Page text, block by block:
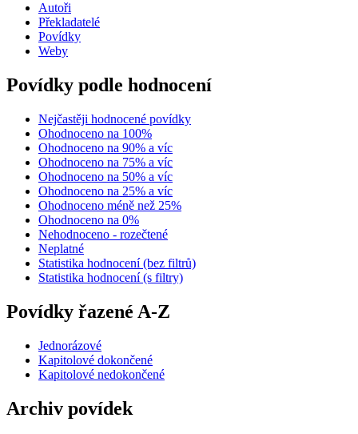
Autoři
Překladatelé
Povídky
Weby
Povídky podle hodnocení
Nejčastěji hodnocené povídky
Ohodnoceno na 100%
Ohodnoceno na 90% a víc
Ohodnoceno na 75% a víc
Ohodnoceno na 50% a víc
Ohodnoceno na 25% a víc
Ohodnoceno méně než 25%
Ohodnoceno na 0%
Nehodnoceno - rozečtené
Neplatné
Statistika hodnocení (bez filtrů)
Statistika hodnocení (s filtry)
Povídky řazené A-Z
Jednorázové
Kapitolové dokončené
Kapitolové nedokončené
Archiv povídek